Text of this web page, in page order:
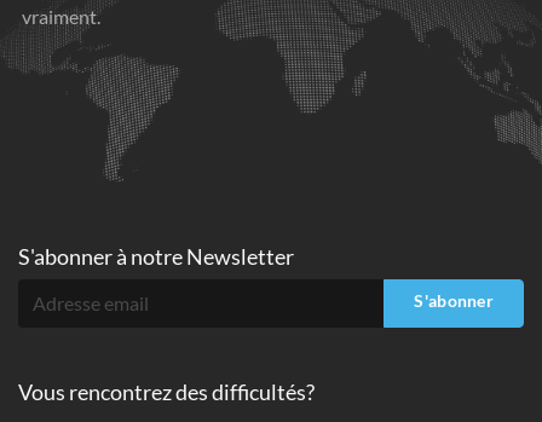
vraiment.
S'abonner à notre Newsletter
S'abonner
Vous rencontrez des difficultés?